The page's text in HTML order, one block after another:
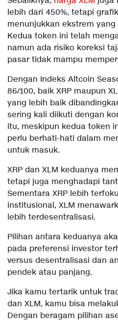
lebih dari 450%, tetapi
menunjukkan ekstrem yang
Kedua token ini telah
namun ada risiko koreksi
pasar tidak mampu
Dengan Indeks Altcoin
86/100, baik XRP maupun
yang lebih baik
sering kali diikuti dengan
itu, meskipun kedua token
perlu berhati-hati dalam
untuk masuk.
XRP dan XLM keduanya
tetapi juga menghadapi
Sementara XRP lebih
institusional, XLM
lebih terdesentralisasi.
Pilihan antara keduanya
pada preferensi investor
versus desentralisasi dan
pendek atau panjang.
Jika kamu tertarik untuk
dan XLM, kamu bisa
Dengan beragam pilihan